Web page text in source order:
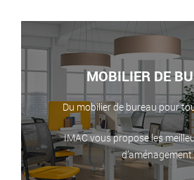
MOBILIER DE
Du mobilier de bureau pour
IMAC vous propose les
d’aménagement.